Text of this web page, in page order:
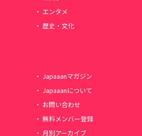
エンタメ
歴史・文化
Japaaanマガジン
Japaaanについて
お問い合わせ
無料メンバー登録
月別アーカイブ